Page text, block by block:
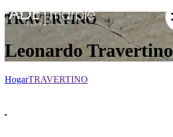
TRAVERTINO
Leonardo Travertino
HogarTRAVERTINO